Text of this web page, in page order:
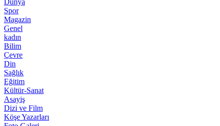
Dünya
Spor
Magazin
Genel
kadın
Bilim
Çevre
Din
Sağlık
Eğitim
Kültür-Sanat
Asayiş
Dizi ve Film
Köşe Yazarları